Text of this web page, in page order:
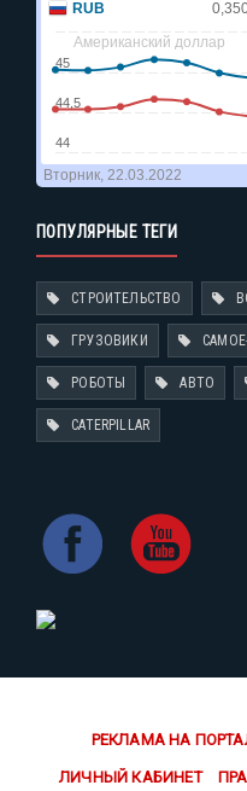
ПОПУЛЯРНЫЕ ТЕГИ
СТРОИТЕЛЬСТВО
ГРУЗОВИКИ
РОБОТЫ АВТО
CATERPILLAR
РЕКЛАМА НА
ЛИЧНЫЙ КАБИНЕТ